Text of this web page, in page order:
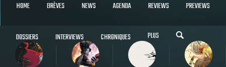
HOME BRÈVES NEWS AGENDA REVIEWS PREVIEWS
DOSSIERS INTERVIEWS CHRONIQUES PLUS